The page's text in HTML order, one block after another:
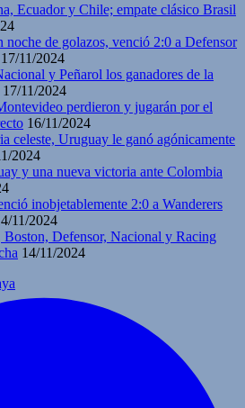
Ecuador y Chile; empate clásico Brasil
noche de golazos, venció 2:0 a Defensor
17/11/2024
y Peñarol los ganadores de la
17/11/2024
perdieron y jugarán por el
16/11/2024
celeste, Uruguay le ganó agónicamente
2024
y una nueva victoria ante Colombia
inobjetablemente 2:0 a Wanderers
11/2024
Boston, Defensor, Nacional y Racing
14/11/2024